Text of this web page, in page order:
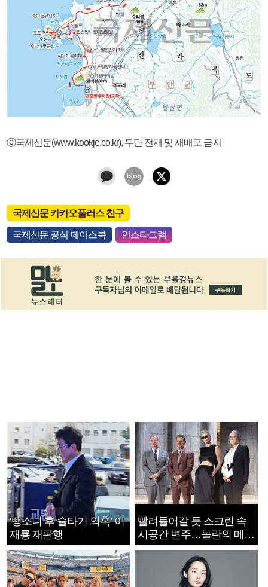
ⓒ국제신문(www.kookje.co.kr), 무단 전재 및 재배포 금지
국제신문 카카오플러스 친구
국제신문 공식 페이스북 인스타그램
‘뺑소니 후 술타기 의혹’ 이
재룡 재판행
빨려들어갈 듯 스크린 속
시공간 변주…놀란의 메시
지는 ‘전쟁 속죄’